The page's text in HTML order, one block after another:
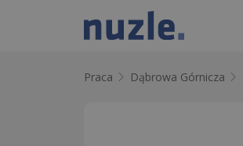
Praca Dąbrowa Górnicza